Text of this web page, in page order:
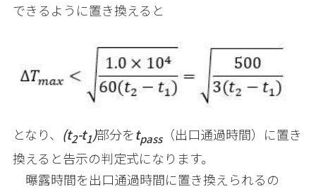
できるように置き換えると
となり、 (t2-t1)部分をtpass（出口通過時間）に置き
換えると告示の判定式になります。
曝露時間を出口通過時間に置き換えられるの